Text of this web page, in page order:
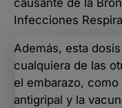
Infecciones
Además, esta
cualquiera de las
el embarazo, como
antigripal y la